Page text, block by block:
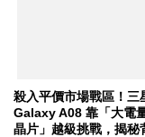
殺入平價市場戰區！三
Galaxy A08 靠「大電
晶片」越級挑戰，揭秘